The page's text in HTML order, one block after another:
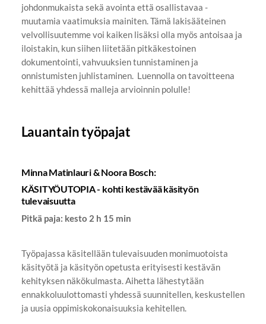
johdonmukaista sekä avointa että osallistavaa -
muutamia vaatimuksia mainiten. Tämä lakisääteinen
velvollisuutemme voi kaiken lisäksi olla myös antoisaa ja
iloistakin, kun siihen liitetään pitkäkestoinen
dokumentointi, vahvuuksien tunnistaminen ja
onnistumisten juhlistaminen. Luennolla on tavoitteena
kehittää yhdessä malleja arvioinnin polulle!
Lauantain työpajat
Minna Matinlauri & Noora Bosch:
KÄSITYÖUTOPIA - kohti kestävää käsityön
tulevaisuutta
Pitkä paja: kesto 2 h 15 min
Työpajassa käsitellään tulevaisuuden monimuotoista
käsityötä ja käsityön opetusta erityisesti kestävän
kehityksen näkökulmasta. Aihetta lähestytään
ennakkoluulottomasti yhdessä suunnitellen, keskustellen
ja uusia oppimiskokonaisuuksia kehitellen.